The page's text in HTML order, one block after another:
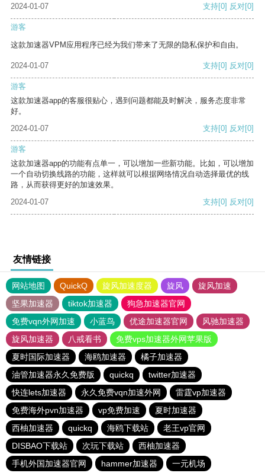
2024-01-07 支持[0] 反对[0]
游客
这款加速器VPM应用程序已经为我们带来了无限的隐私保护和自由。
2024-01-07 支持[0] 反对[0]
游客
这款加速器app的客服很贴心，遇到问题都能及时解决，服务态度非常
好。
2024-01-07
支持[0] 反对[0]
游客
这款加速器app的功能有点单一，可以增加一些新功能。比如，可以增加
一个自动切换线路的功能，这样就可以根据网络情况自动选择最优的线
路，从而获得更好的加速效果。
2024-01-07
支持[0] 反对[0]
友情链接
网站地图 QuickQ 旋风加速度器 旋风
旋风加速
坚果加速器
tiktok加速器
狗急加速器官网
免费vqn外网加速
小蓝鸟 优途加速器官网
风驰加速器
旋风加速器
八戒看书
免费vps加速器外网苹果版
夏时国际加速器
海鸥加速器
橘子加速器
油管加速器永久免费版
quickq
twitter加速器
快连lets加速器
永久免费vqn加速外网
雷霆vp加速器
免费海外pvn加速器
vp免费加速
夏时加速器
西柚加速器
quickq 海鸥下载站
老王vp官网
DISBAO下载站
次玩下载站
西柚加速器
手机外国加速器官网
hammer加速器 一元机场